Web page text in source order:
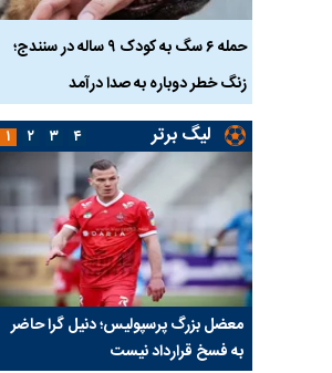
حمله ۶ سگ به کودک ۹ ساله در سنندج؛
زنگ خطر دوباره به صدا درآمد
لیگ برتر
معضل بزرگ پرسپولیس؛ دنیل گرا حاضر
به فسخ قرارداد نیست
۱ ۲ ۳ ۴